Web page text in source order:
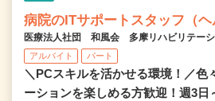
病院のITサポートスタッフ（ヘ
医療法人社団 和風会 多摩リハビリテー
アルバイト パート
＼PCスキルを活かせる環境！／色
ーションを楽しめる方歓迎！週3日